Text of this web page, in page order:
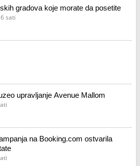
gradova koje morate da posetite
sati
upravljanje Avenue Mallom
na Booking.com ostvarila